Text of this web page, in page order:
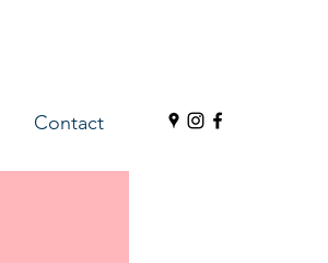
Contact